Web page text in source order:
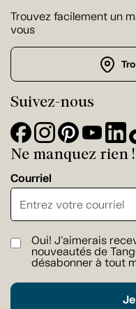
Trouvez facilement un
vous
Suivez-nous
Ne manquez rien !
Courriel
Oui! J'aimerais
nouveautés de
désabonner à tout